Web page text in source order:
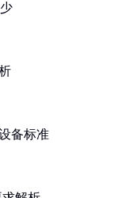
备标准